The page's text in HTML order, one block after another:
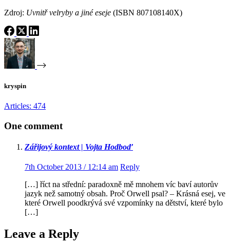
Zdroj: Uvnitř velryby a jiné eseje (ISBN 807108140X)
kryspin
Articles: 474
One comment
Zářijový kontext | Vojta Hodboď
7th October 2013 / 12:14 am Reply
[…] říct na střední: paradoxně mě mnohem víc baví autorův
jazyk než samotný obsah. Proč Orwell psal? – Krásná esej, ve
které Orwell poodkrývá své vzpomínky na dětství, které bylo
[…]
Leave a Reply